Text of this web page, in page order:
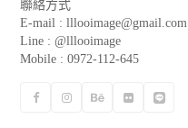
聯絡方式
E-mail :lllooimage@gmail.com
Line : @lllooimage
Mobile : 0972-112-645
FacebookInstagramBehanceFlickrLine